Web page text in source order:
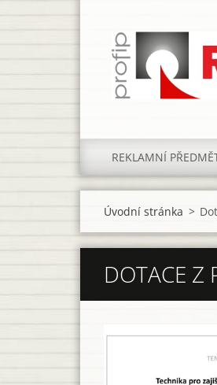
REKLAMNÍ
Úvodní stránka >
DOTACE Z